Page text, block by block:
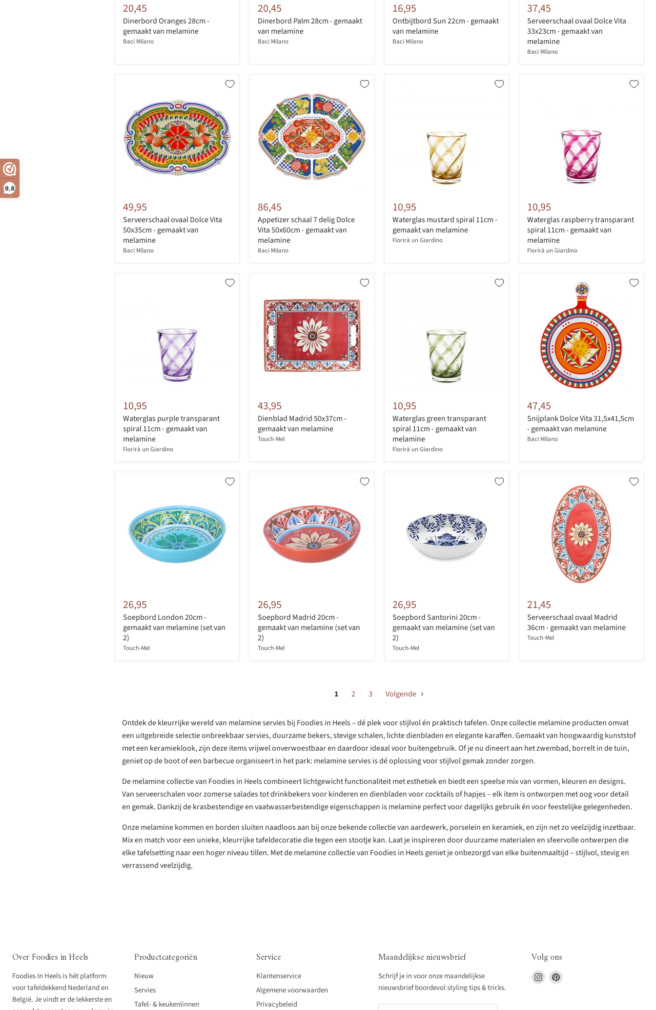
9,8
20,45
Dinerbord Oranges 28cm -
gemaakt van melamine
Baci Milano
20,45
Dinerbord Palm 28cm - gemaakt
van melamine
Baci Milano
16,95
Ontbijtbord Sun 22cm - gemaakt
van melamine
Baci Milano
37,45
Serveerschaal ovaal Dolce Vita
33x23cm - gemaakt van
melamine
Baci Milano
49,95
Serveerschaal ovaal Dolce Vita
50x35cm - gemaakt van
melamine
Baci Milano
86,45
Appetizer schaal 7 delig Dolce
Vita 50x60cm - gemaakt van
melamine
Baci Milano
10,95
Waterglas mustard spiral 11cm -
gemaakt van melamine
Fiorirà un Giardino
10,95
Waterglas raspberry transparant
spiral 11cm - gemaakt van
melamine
Fiorirà un Giardino
10,95
Waterglas purple transparant
spiral 11cm - gemaakt van
melamine
Fiorirà un Giardino
43,95
Dienblad Madrid 50x37cm -
gemaakt van melamine
Touch-Mel
10,95
Waterglas green transparant
spiral 11cm - gemaakt van
melamine
Fiorirà un Giardino
47,45
Snijplank Dolce Vita 31,5x41,5cm
- gemaakt van melamine
Baci Milano
26,95
Soepbord London 20cm -
gemaakt van melamine (set van
2)
Touch-Mel
26,95
Soepbord Madrid 20cm -
gemaakt van melamine (set van
2)
Touch-Mel
26,95
Soepbord Santorini 20cm -
gemaakt van melamine (set van
2)
Touch-Mel
21,45
Serveerschaal ovaal Madrid
36cm - gemaakt van melamine
Touch-Mel
1 2 3 Volgende
Ontdek de kleurrijke wereld van melamine servies bij Foodies in Heels – dé plek voor stijlvol én praktisch tafelen. Onze collectie melamine producten omvat
een uitgebreide selectie onbreekbaar servies, duurzame bekers, stevige schalen, lichte dienbladen en elegante karaffen. Gemaakt van hoogwaardig kunststof
met een keramieklook, zijn deze items vrijwel onverwoestbaar en daardoor ideaal voor buitengebruik. Of je nu dineert aan het zwembad, borrelt in de tuin,
geniet op de boot of een barbecue organiseert in het park: melamine servies is dé oplossing voor stijlvol gemak zonder zorgen.
De melamine collectie van Foodies in Heels combineert lichtgewicht functionaliteit met esthetiek en biedt een speelse mix van vormen, kleuren en designs.
Van serveerschalen voor zomerse salades tot drinkbekers voor kinderen en dienbladen voor cocktails of hapjes – elk item is ontworpen met oog voor detail
en gemak. Dankzij de krasbestendige en vaatwasserbestendige eigenschappen is melamine perfect voor dagelijks gebruik én voor feestelijke gelegenheden.
Onze melamine kommen en borden sluiten naadloos aan bij onze bekende collectie van aardewerk, porselein en keramiek, en zijn net zo veelzijdig inzetbaar.
Mix en match voor een unieke, kleurrijke tafeldecoratie die tegen een stootje kan. Laat je inspireren door duurzame materialen en sfeervolle ontwerpen die
elke tafelsetting naar een hoger niveau tillen. Met de melamine collectie van Foodies in Heels geniet je onbezorgd van elke buitenmaaltijd – stijlvol, stevig en
verrassend veelzijdig.
Over Foodies in Heels
Foodies In Heels is hét platform
voor tafeldekkend Nederland en
België. Je vindt er de lekkerste en
Productcategoriën
Nieuw
Servies
Tafel- & keukenlinnen
Service
Klantenservice
Algemene voorwaarden
Privacybeleid
Maandelijkse nieuwsbrief
Schrijf je in voor onze maandelijkse
nieuwsbrief boordevol styling tips & tricks.
Volg ons
Vind
ons
Vind